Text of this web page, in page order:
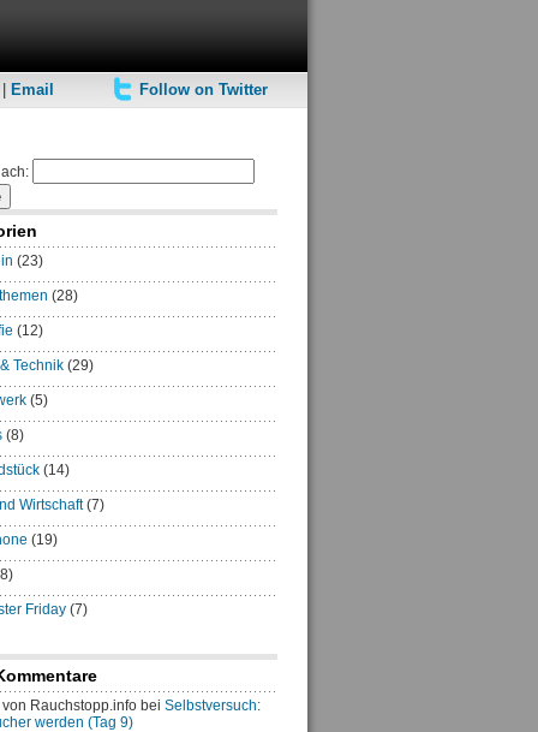
Follow on Twitter
Email
(23)
(28)
(12)
Technik (29)
(5)
(8)
(14)
Wirtschaft(7)
(19)
Friday (7)
Rauchstopp.info bei Selbstversuch:
werden (Tag 9)